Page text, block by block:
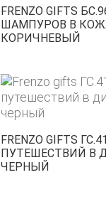
FRENZO GIFTS
ШАМПУРОВ В
КОРИЧНЕВЫЙ
FRENZO GIFTS
ПУТЕШЕСТВИЙ В
ЧЕРНЫЙ